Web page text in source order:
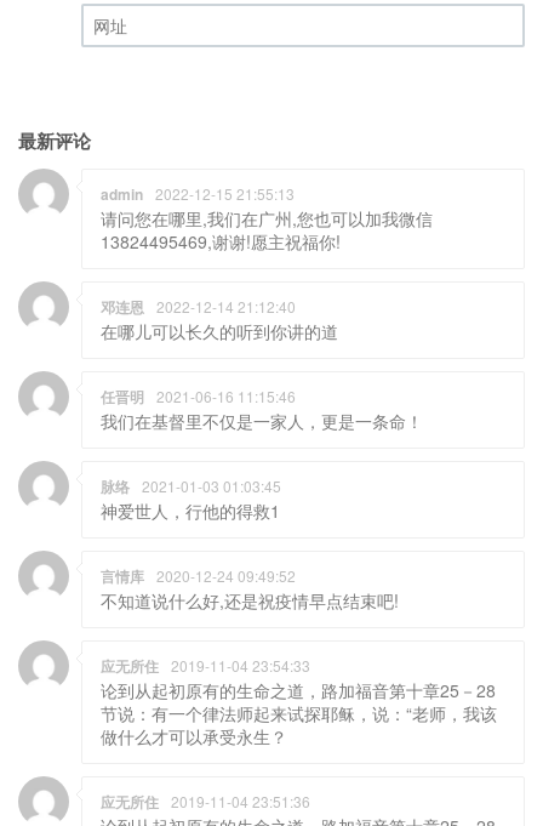
最新评论
admin 2022-12-15 21:55:13
请问您在哪里,我们在广州,您也可以加我微信
13824495469,谢谢!愿主祝福你!
邓连恩 2022-12-14 21:12:40
在哪儿可以长久的听到你讲的道
任晋明 2021-06-16 11:15:46
我们在基督里不仅是一家人，更是一条命！
脉络 2021-01-03 01:03:45
神爱世人，行他的得救1
言情库 2020-12-24 09:49:52
不知道说什么好,还是祝疫情早点结束吧!
应无所住 2019-11-04 23:54:33
论到从起初原有的生命之道，路加福音第十章25－28
节说：有一个律法师起来试探耶稣，说：“老师，我该
做什么才可以承受永生？
应无所住 2019-11-04 23:51:36